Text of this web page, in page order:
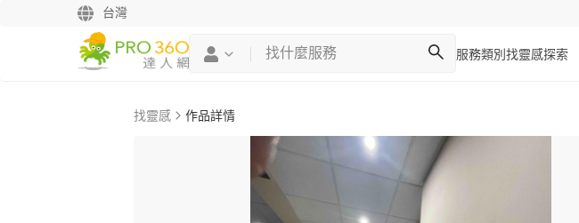
台灣
服務類別 找靈感探索
找靈感 作品詳情